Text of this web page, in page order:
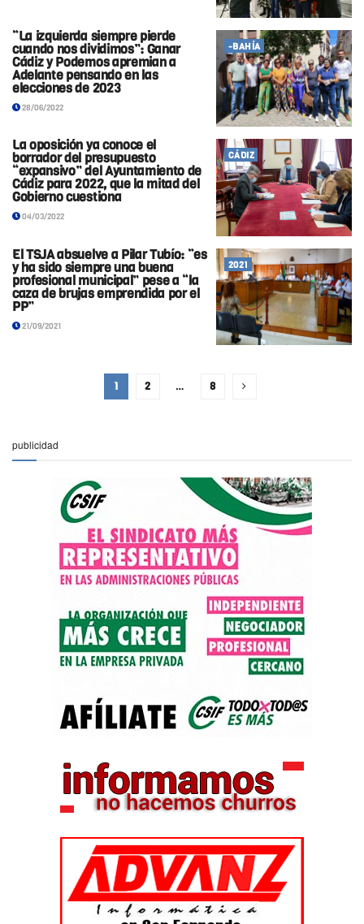
-BAHÍA
“La izquierda siempre pierde
cuando nos dividimos”: Ganar
Cádiz y Podemos apremian a
Adelante pensando en las
elecciones de 2023
28/06/2022
CÁDIZ
La oposición ya conoce el
borrador del presupuesto
“expansivo” del Ayuntamiento de
Cádiz para 2022, que la mitad del
Gobierno cuestiona
04/03/2022
2021
El TSJA absuelve a Pilar Tubío: “es
y ha sido siempre una buena
profesional municipal” pese a “la
caza de brujas emprendida por el
PP”
21/09/2021
1 2 … 8
publicidad